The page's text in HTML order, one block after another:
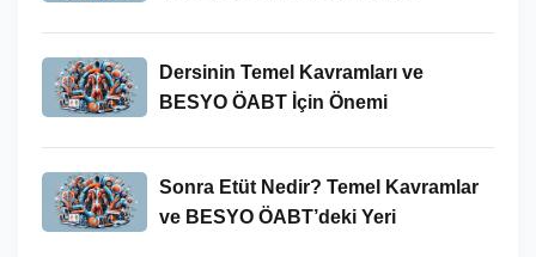
Dersinin Temel Kavramları ve
BESYO ÖABT İçin Önemi
Sonra Etüt Nedir? Temel Kavramlar
ve BESYO ÖABT’deki Yeri